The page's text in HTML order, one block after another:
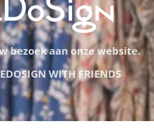
bezoek aan onze website.
WITH FRIENDS